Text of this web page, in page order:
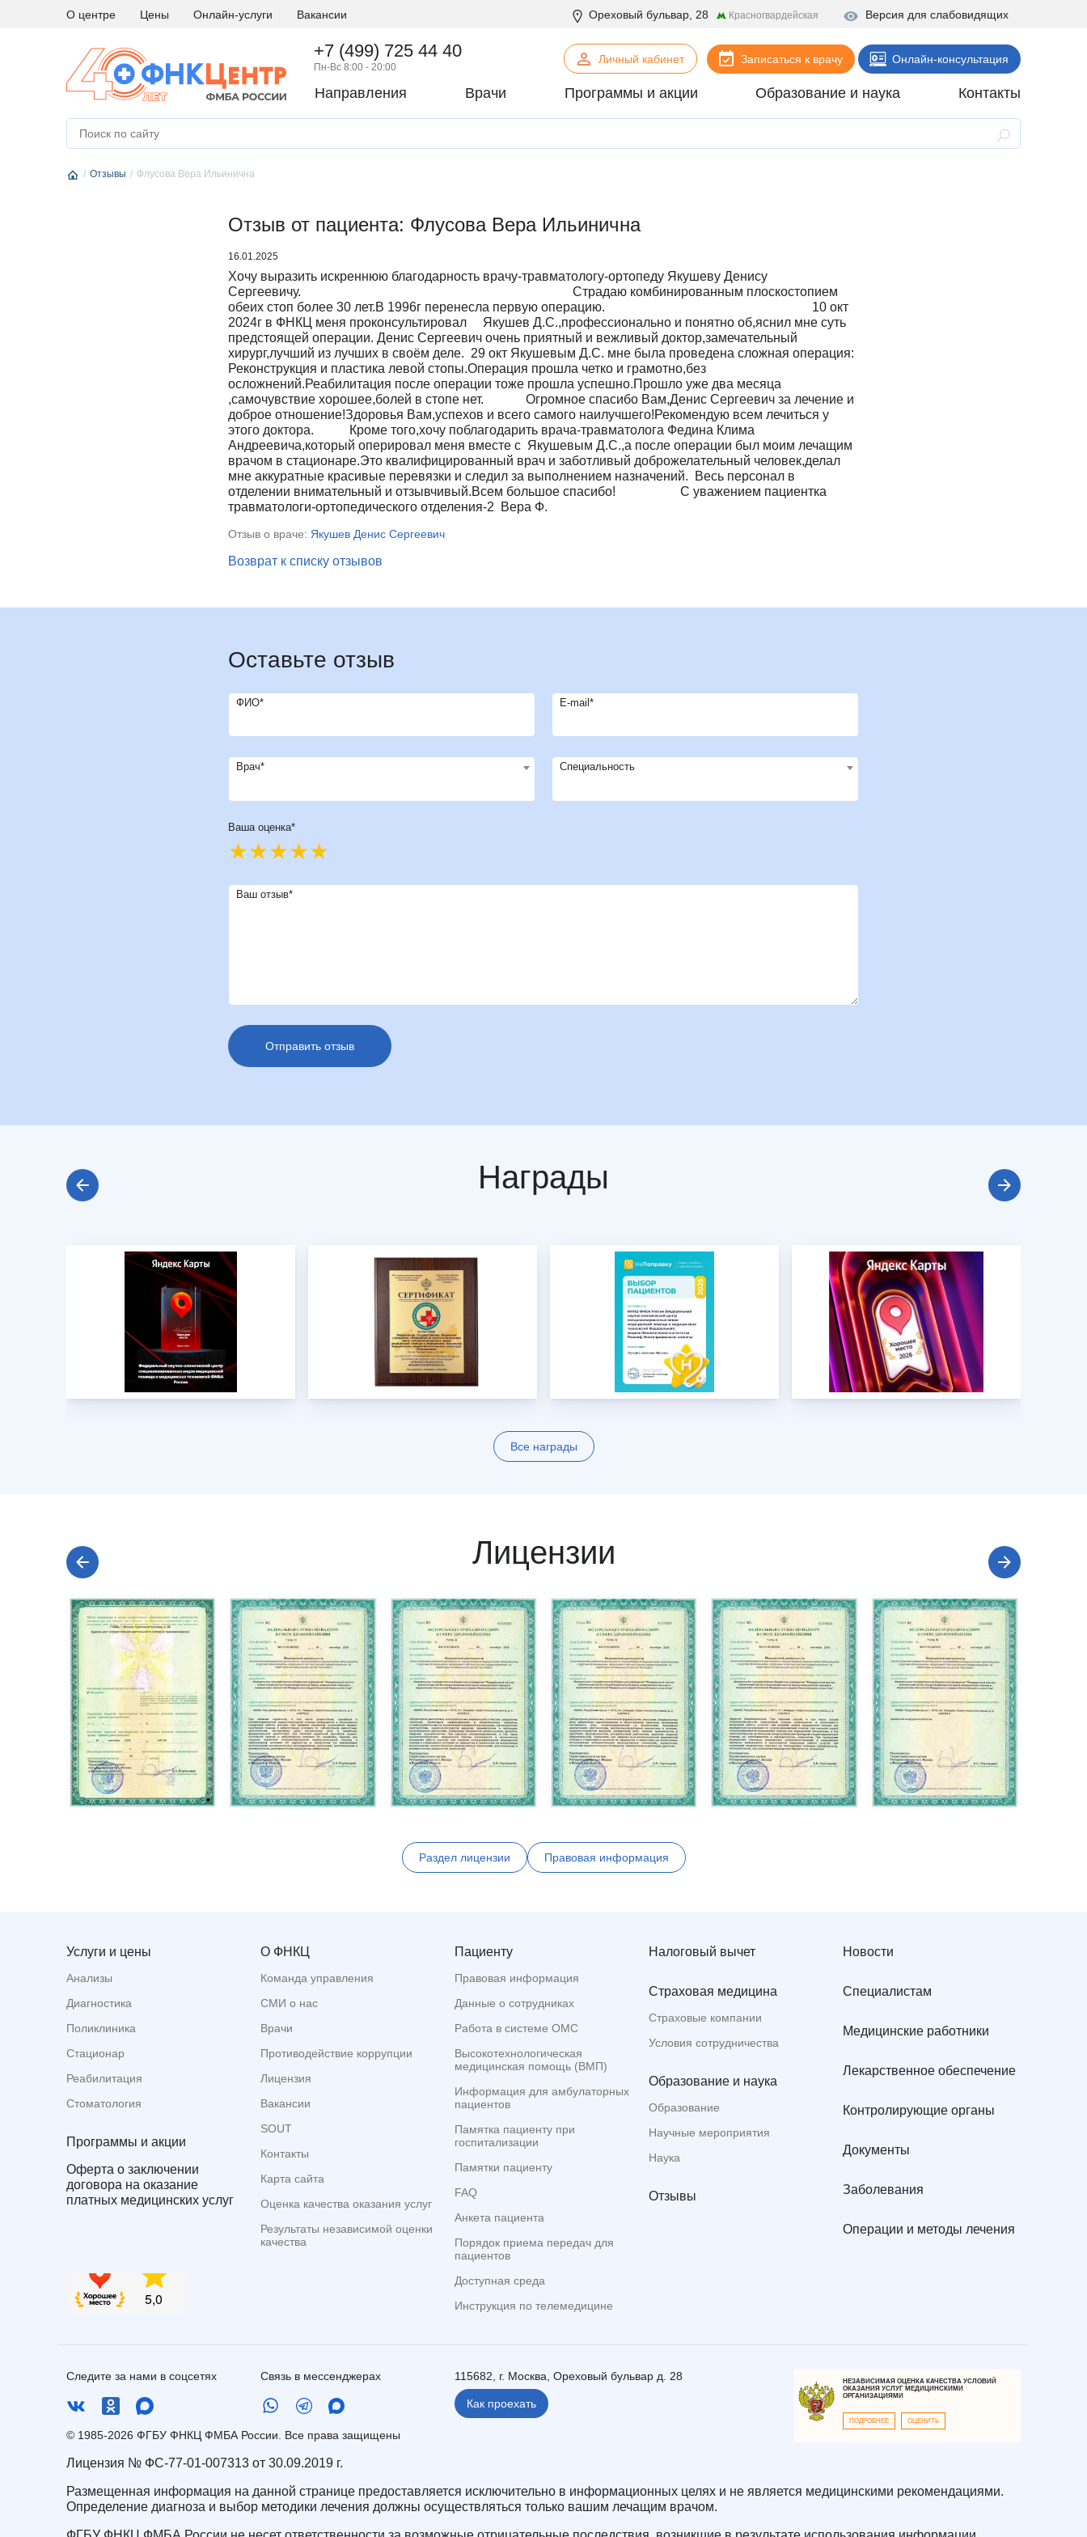
О центре Цены Онлайн-услуги Вакансии Версия для слабовидящих
Ореховый бульвар, 28 Красногвардейская
+7 (499) 725 44 40
Пн-Вс 8:00 - 20:00
Личный кабинет Записаться к врачу Онлайн-консультация
Направления
А
Абдоминальная хирургия
Аллергология и иммунология
Андрология
Бариатрическая хирургия
Гинекология - эндокринология
Клиника абдоминальной хирургии
Клиника сахарного диабета
М
Маммология
Н
Неврология
Нейрохирургия
Онкохирургия
Ортодонтия
Остеопатия
Отоневрология
Оториноларингология (ЛОР)
Офтальмология
П
Патологии головы и шеи
Пластическая хирургия
Подология
Психиатрия
Психотерапия
Пульмонология
Ревматология
Стоматология
Травматология и ортопедия
Флебология
Х
Химиотерапевтическое отделение
Хирургия
Хирургия печени
Ц
Центр восстановления и
превентивной медицины
Центр снижения веса
Центр спасения конечностей
Центр хирургии грыж
Ч
Челюстно-лицевая хирургия
Э
Скорая помощь
Центр профессиональной
патологии
Врачи Программы и акции Образование и наука Контакты
Отзывы Флусова Вера Ильинична
Отзыв от пациента: Флусова Вера Ильинична
16.01.2025
Хочу выразить искреннюю благодарность врачу-травматологу-ортопеду Якушеву Денису
Сергеевичу. Страдаю комбинированным плоскостопием
обеих стоп более 30 лет.В 1996г перенесла первую операцию. 10 окт
2024г в ФНКЦ меня проконсультировал Якушев Д.С.,профессионально и понятно об,яснил мне суть
предстоящей операции. Денис Сергеевич очень приятный и вежливый доктор,замечательный
хирург,лучший из лучших в своём деле. 29 окт Якушевым Д.С. мне была проведена сложная операция:
Реконструкция и пластика левой стопы.Операция прошла четко и грамотно,без
осложнений.Реабилитация после операции тоже прошла успешно.Прошло уже два месяца
,самочувствие хорошее,болей в стопе нет. Огромное спасибо Вам,Денис Сергеевич за лечение и
доброе отношение!Здоровья Вам,успехов и всего самого наилучшего!Рекомендую всем лечиться у
этого доктора. Кроме того,хочу поблагодарить врача-травматолога Федина Клима
Андреевича,который оперировал меня вместе с Якушевым Д.С.,а после операции был моим лечащим
врачом в стационаре.Это квалифицированный врач и заботливый доброжелательный человек,делал
мне аккуратные красивые перевязки и следил за выполнением назначений. Весь персонал в
отделении внимательный и отзывчивый.Всем большое спасибо! С уважением пациентка
травматологи-ортопедического отделения-2 Вера Ф.
Отзыв о враче: Якушев Денис Сергеевич
Возврат к списку отзывов
Оставьте отзыв
ФИО* E-mail*
Врач* Специальность
Ваша оценка*
Ваш отзыв*
Награды
Все награды
Лицензии
Раздел лицензии Правовая информация
Услуги и цены
Анализы
Диагностика
Поликлиника
Стационар
Реабилитация
Стоматология
Программы и акции
Оферта о заключении
договора на оказание
платных медицинских услуг
О ФНКЦ
Команда управления
СМИ о нас
Врачи
Противодействие коррупции
Лицензия
Вакансии
SOUT
Контакты
Карта сайта
Оценка качества оказания услуг
Результаты независимой оценки
качества
Пациенту
Правовая информация
Данные о сотрудниках
Работа в системе ОМС
Высокотехнологическая
медицинская помощь (ВМП)
Информация для амбулаторных
пациентов
Памятка пациенту при
госпитализации
Памятки пациенту
FAQ
Анкета пациента
Порядок приема передач для
пациентов
Доступная среда
Инструкция по телемедицине
Налоговый вычет
Страховая медицина
Страховые компании
Условия сотрудничества
Образование и наука
Образование
Научные мероприятия
Наука
Отзывы
Новости
Специалистам
Медицинские работники
Лекарственное обеспечение
Контролирующие органы
Документы
Заболевания
Операции и методы лечения
Следите за нами в соцсетях Связь в мессенджерах
© 1985-2026 ФГБУ ФНКЦ ФМБА России. Все права защищены
115682, г. Москва, Ореховый бульвар д. 28
Как проехать
НЕЗАВИСИМАЯ ОЦЕНКА КАЧЕСТВА УСЛОВИЙ
ОКАЗАНИЯ УСЛУГ МЕДИЦИНСКИМИ
ОРГАНИЗАЦИЯМИ
ПОДРОБНЕЕ ОЦЕНИТЬ
Лицензия № ФС-77-01-007313 от 30.09.2019 г.
Размещенная информация на данной странице предоставляется исключительно в информационных целях и не является медицинскими рекомендациями.
Определение диагноза и выбор методики лечения должны осуществляться только вашим лечащим врачом.